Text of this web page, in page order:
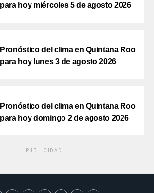
para hoy miércoles 5 de agosto 2026
Pronóstico del clima en Quintana Roo
para hoy lunes 3 de agosto 2026
Pronóstico del clima en Quintana Roo
para hoy domingo 2 de agosto 2026
PUBLICIDAD